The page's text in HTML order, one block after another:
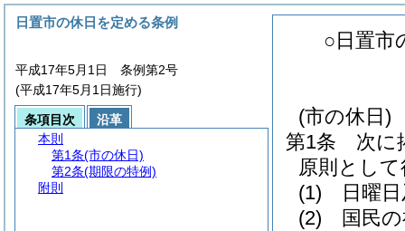
○日置市
(市の休日)
第1条
次に
原則とし
(1)
日曜
(2)
国民
日置市の休日を定める条例
平成17年5月1日 条例第2号
(平成17年5月1日施行)
条項目次
沿革
本則
第1条(市の休日)
第2条(期限の特例)
附則